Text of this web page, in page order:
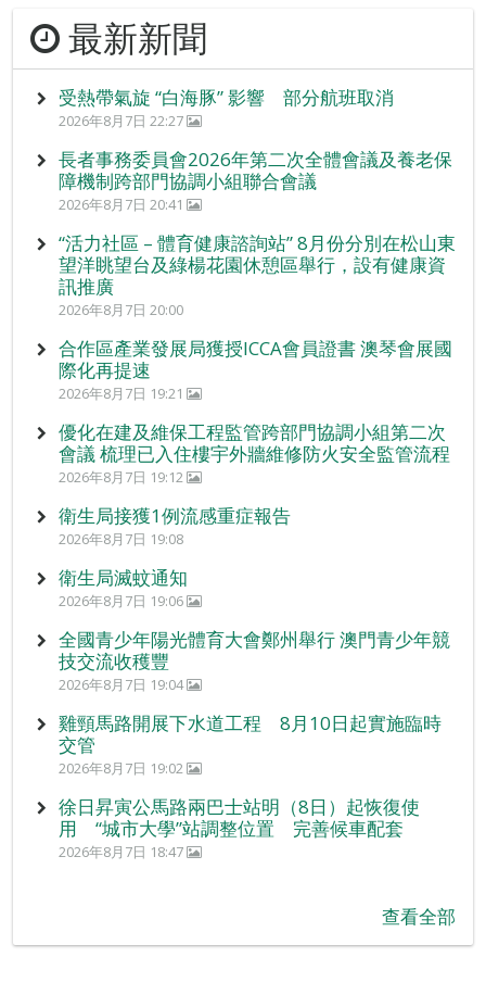
最新新聞
受熱帶氣旋 “白海豚” 影響 部分航班取消
2026年8月7日 22:27
長者事務委員會2026年第二次全體會議及養老保
障機制跨部門協調小組聯合會議
2026年8月7日 20:41
“活力社區 – 體育健康諮詢站” 8月份分別在松山東
望洋眺望台及綠楊花園休憩區舉行，設有健康資
訊推廣
2026年8月7日 20:00
合作區產業發展局獲授ICCA會員證書 澳琴會展國
際化再提速
2026年8月7日 19:21
優化在建及維保工程監管跨部門協調小組第二次
會議 梳理已入住樓宇外牆維修防火安全監管流程
2026年8月7日 19:12
衛生局接獲1例流感重症報告
2026年8月7日 19:08
衛生局滅蚊通知
2026年8月7日 19:06
全國青少年陽光體育大會鄭州舉行 澳門青少年競
技交流收穫豐
2026年8月7日 19:04
雞頸馬路開展下水道工程 8月10日起實施臨時
交管
2026年8月7日 19:02
徐日昇寅公馬路兩巴士站明（8日）起恢復使
用 “城市大學”站調整位置 完善候車配套
2026年8月7日 18:47
查看全部